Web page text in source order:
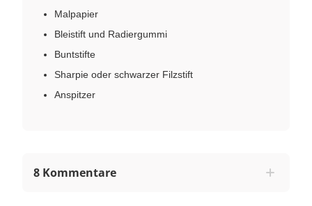
Malpapier
Bleistift und Radiergummi
Buntstifte
Sharpie oder schwarzer Filzstift
Anspitzer
8 Kommentare